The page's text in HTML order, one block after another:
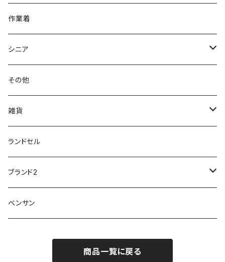
ビジネスシューズ
スポーツ
アキレス Achilles
GIRARE
Field tex
イチマツ
パンジー Pansy
第一ゴム
ミレディ Milady
ネウシ NEUSHI
トパーズ TOPAZ
ザノースフェイス THE NORTH FACE
20191223nrain
20190106nattack
20190223nkutu
20190501nnf
20200701nmensand
20200721nwsand
20190702caq
膝・腰痛
暑い、足汗、ムレ対策
レインアイテム
レインブーツ
防水シューズ
レインブーツ
アウトドア・トレッキング
動画でご紹介
フォーマル/ビジネス/通学靴
軽量
夏特集
作業着
シニア
カジュアル
カジュアルシューズ
紳士
婦人
その他
雑貨
雨具
傘
ランドセル
ブランド2
ノースフェイス
ベンサン
商品一覧に戻る